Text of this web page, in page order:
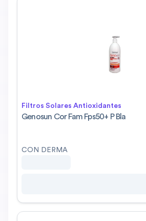
Filtros Solares Antioxidantes
Genosun Cor Fam Fps50+ P Bla
CON DERMA